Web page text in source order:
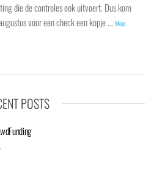
die de controles ook uitvoert. Dus kom
voor een check een kopje... Meer
POSTS